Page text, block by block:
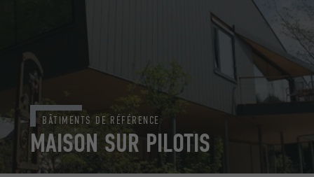
MAISON SUR PILOTIS
BÂTIMENTS DE RÉFÉRENCE